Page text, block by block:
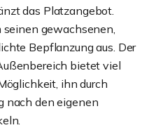
das Platzangebot.
seinen gewachsenen,
Bepflanzung aus. Der
bietet viel
ihn durch
nach den eigenen